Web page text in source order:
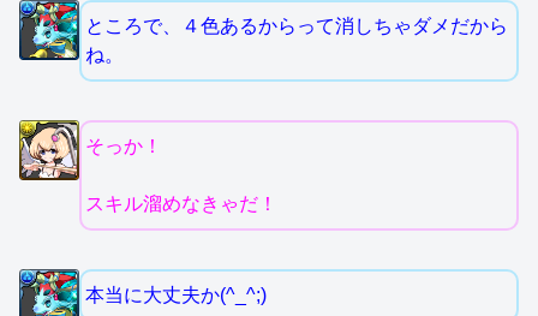
ところで、４色あるからって消しちゃダメだから
ね。
そっか！
スキル溜めなきゃだ！
本当に大丈夫か(^_^;)